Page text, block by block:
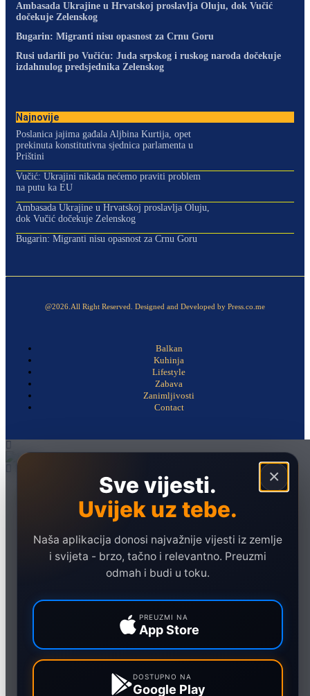
Ambasada Ukrajine u Hrvatskoj proslavlja Oluju, dok Vučić
dočekuje Zelenskog
Bugarin: Migranti nisu opasnost za Crnu Goru
Rusi udarili po Vučiću: Juda srpskog i ruskog naroda dočekuje
izdahnulog predsjednika Zelenskog
Najnovije
Poslanica jajima gađala Aljbina Kurtija, opet
prekinuta konstitutivna sjednica parlamenta u
Prištini
Vučić: Ukrajini nikada nećemo praviti problem
na putu ka EU
Ambasada Ukrajine u Hrvatskoj proslavlja Oluju,
dok Vučić dočekuje Zelenskog
Bugarin: Migranti nisu opasnost za Crnu Goru
@2026.All Right Reserved. Designed and Developed by Press.co.me
Balkan
Kuhinja
Lifestyle
Zabava
Zanimljivosti
Contact
×
Sve vijesti.
Uvijek uz tebe.
Naša aplikacija donosi najvažnije vijesti iz zemlje
i svijeta - brzo, tačno i relevantno. Preuzmi
odmah i budi u toku.
PREUZMI NA
App Store
DOSTUPNO NA
Google Play
Hronika